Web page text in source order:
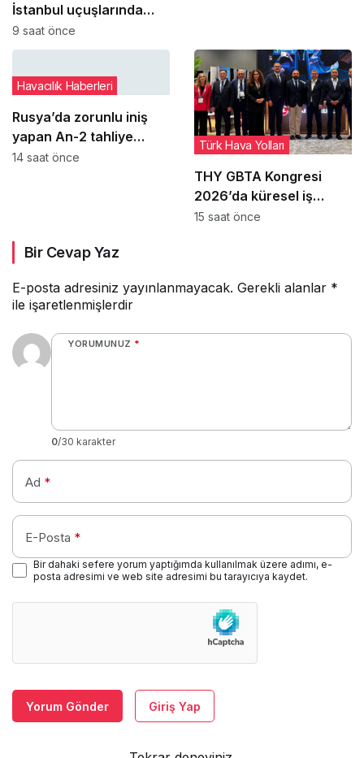
İstanbul uçuşlarında
geçici güzergah
değişikliğine gitti
9 saat önce
Rusya’da zorunlu iniş
yapan An-2 tahliye
sırasında daha ağır
Havacılık Haberleri
14 saat önce
THY GBTA Kongresi
2026’da küresel iş
seyahati liderleriyle bir
Türk Hava Yolları
15 saat önce
Bir Cevap Yaz
E-posta adresiniz yayınlanmayacak. Gerekli alanlar *
ile işaretlenmişlerdir
YORUMUNUZ *
0/30 karakter
Ad *
E-Posta *
Bir dahaki sefere yorum yaptığımda kullanılmak üzere adımı, e-
posta adresimi ve web site adresimi bu tarayıcıya kaydet.
Yorum Gönder Giriş Yap